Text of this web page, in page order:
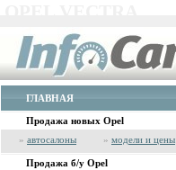
ГЛАВНАЯ
Продажа новых Opel
» автосалоны » модели и цены
Продажа б/у Opel